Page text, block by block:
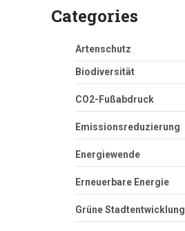
Categories
Artenschutz
Biodiversität
CO2-Fußabdruck
Emissionsreduzierung
Energiewende
Erneuerbare Energie
Grüne Stadtentwicklung